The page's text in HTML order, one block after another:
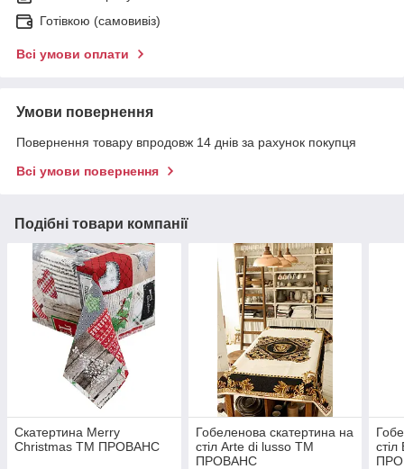
Готівкою (самовивіз)
Всі умови оплати
Умови повернення
Повернення товару впродовж 14 днів за рахунок покупця
Всі умови повернення
Подібні товари компанії
Скатертина Merry
Christmas ТМ ПРОВАНС
Гобеленова скатертина на
стiл Arte di lusso ТМ
ПРОВАНС
стiл